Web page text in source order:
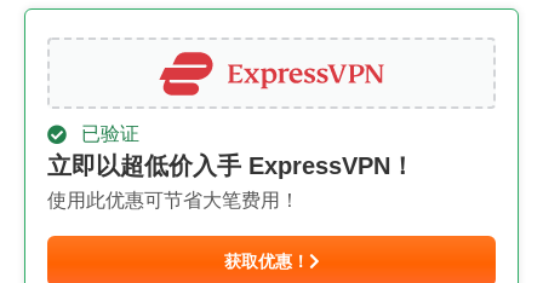
已验证
立即以超低价入手 ExpressVPN！
使用此优惠可节省大笔费用！
获取优惠！